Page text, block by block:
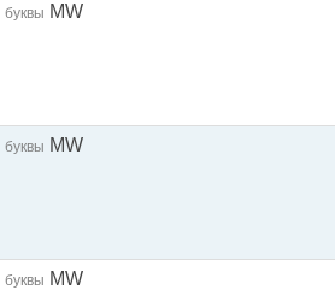
буквы MW
буквы MW
буквы MW